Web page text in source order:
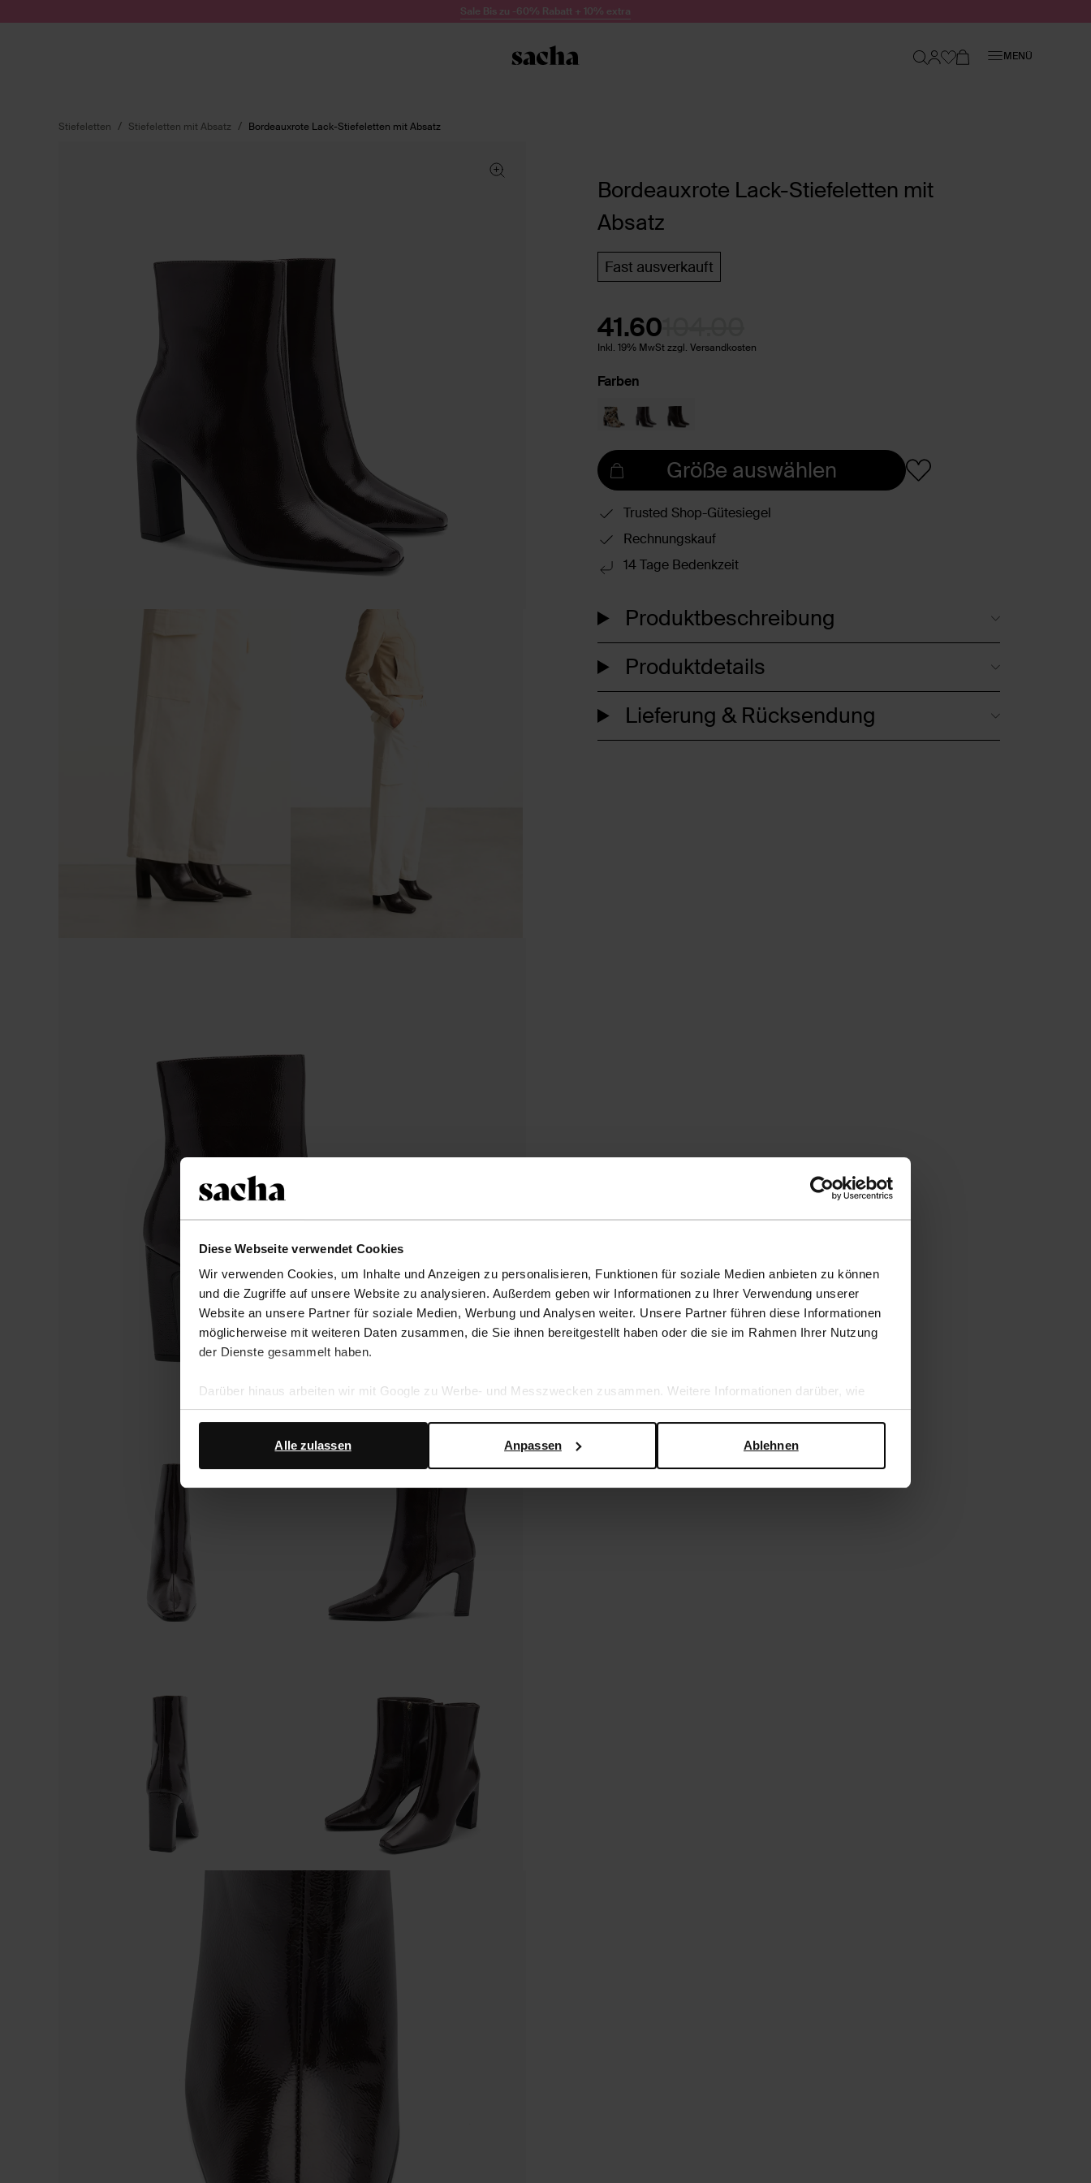
Diese Webseite verwendet Cookies
Wir verwenden Cookies, um Inhalte und Anzeigen zu personalisieren, Funktionen für soziale Medien anbieten zu können
und die Zugriffe auf unsere Website zu analysieren. Außerdem geben wir Informationen zu Ihrer Verwendung unserer
Website an unsere Partner für soziale Medien, Werbung und Analysen weiter. Unsere Partner führen diese Informationen
möglicherweise mit weiteren Daten zusammen, die Sie ihnen bereitgestellt haben oder die sie im Rahmen Ihrer Nutzung
der Dienste gesammelt haben.
Darüber hinaus arbeiten wir mit Google zu Werbe- und Messzwecken zusammen. Weitere Informationen darüber, wie
Google Ihre personenbezogenen Daten verwendet, finden Sie auf derSeite zur geschäftlichen Sicherheit und zum
Ablehnen
Anpassen
Alle zulassen
Sale Bis zu -60% Rabatt + 10% extra
MENÜ
Stiefeletten Stiefeletten mit Absatz Bordeauxrote Lack-Stiefeletten mit Absatz
Bordeauxrote Lack-Stiefeletten mit
Absatz
Fast ausverkauft
41.60
Inkl. 19% MwSt zzgl. Versandkosten
Farben
Größe auswählen
Trusted Shop-Gütesiegel
Rechnungskauf
14 Tage Bedenkzeit
Produktbeschreibung
Produktdetails
Lieferung & Rücksendung